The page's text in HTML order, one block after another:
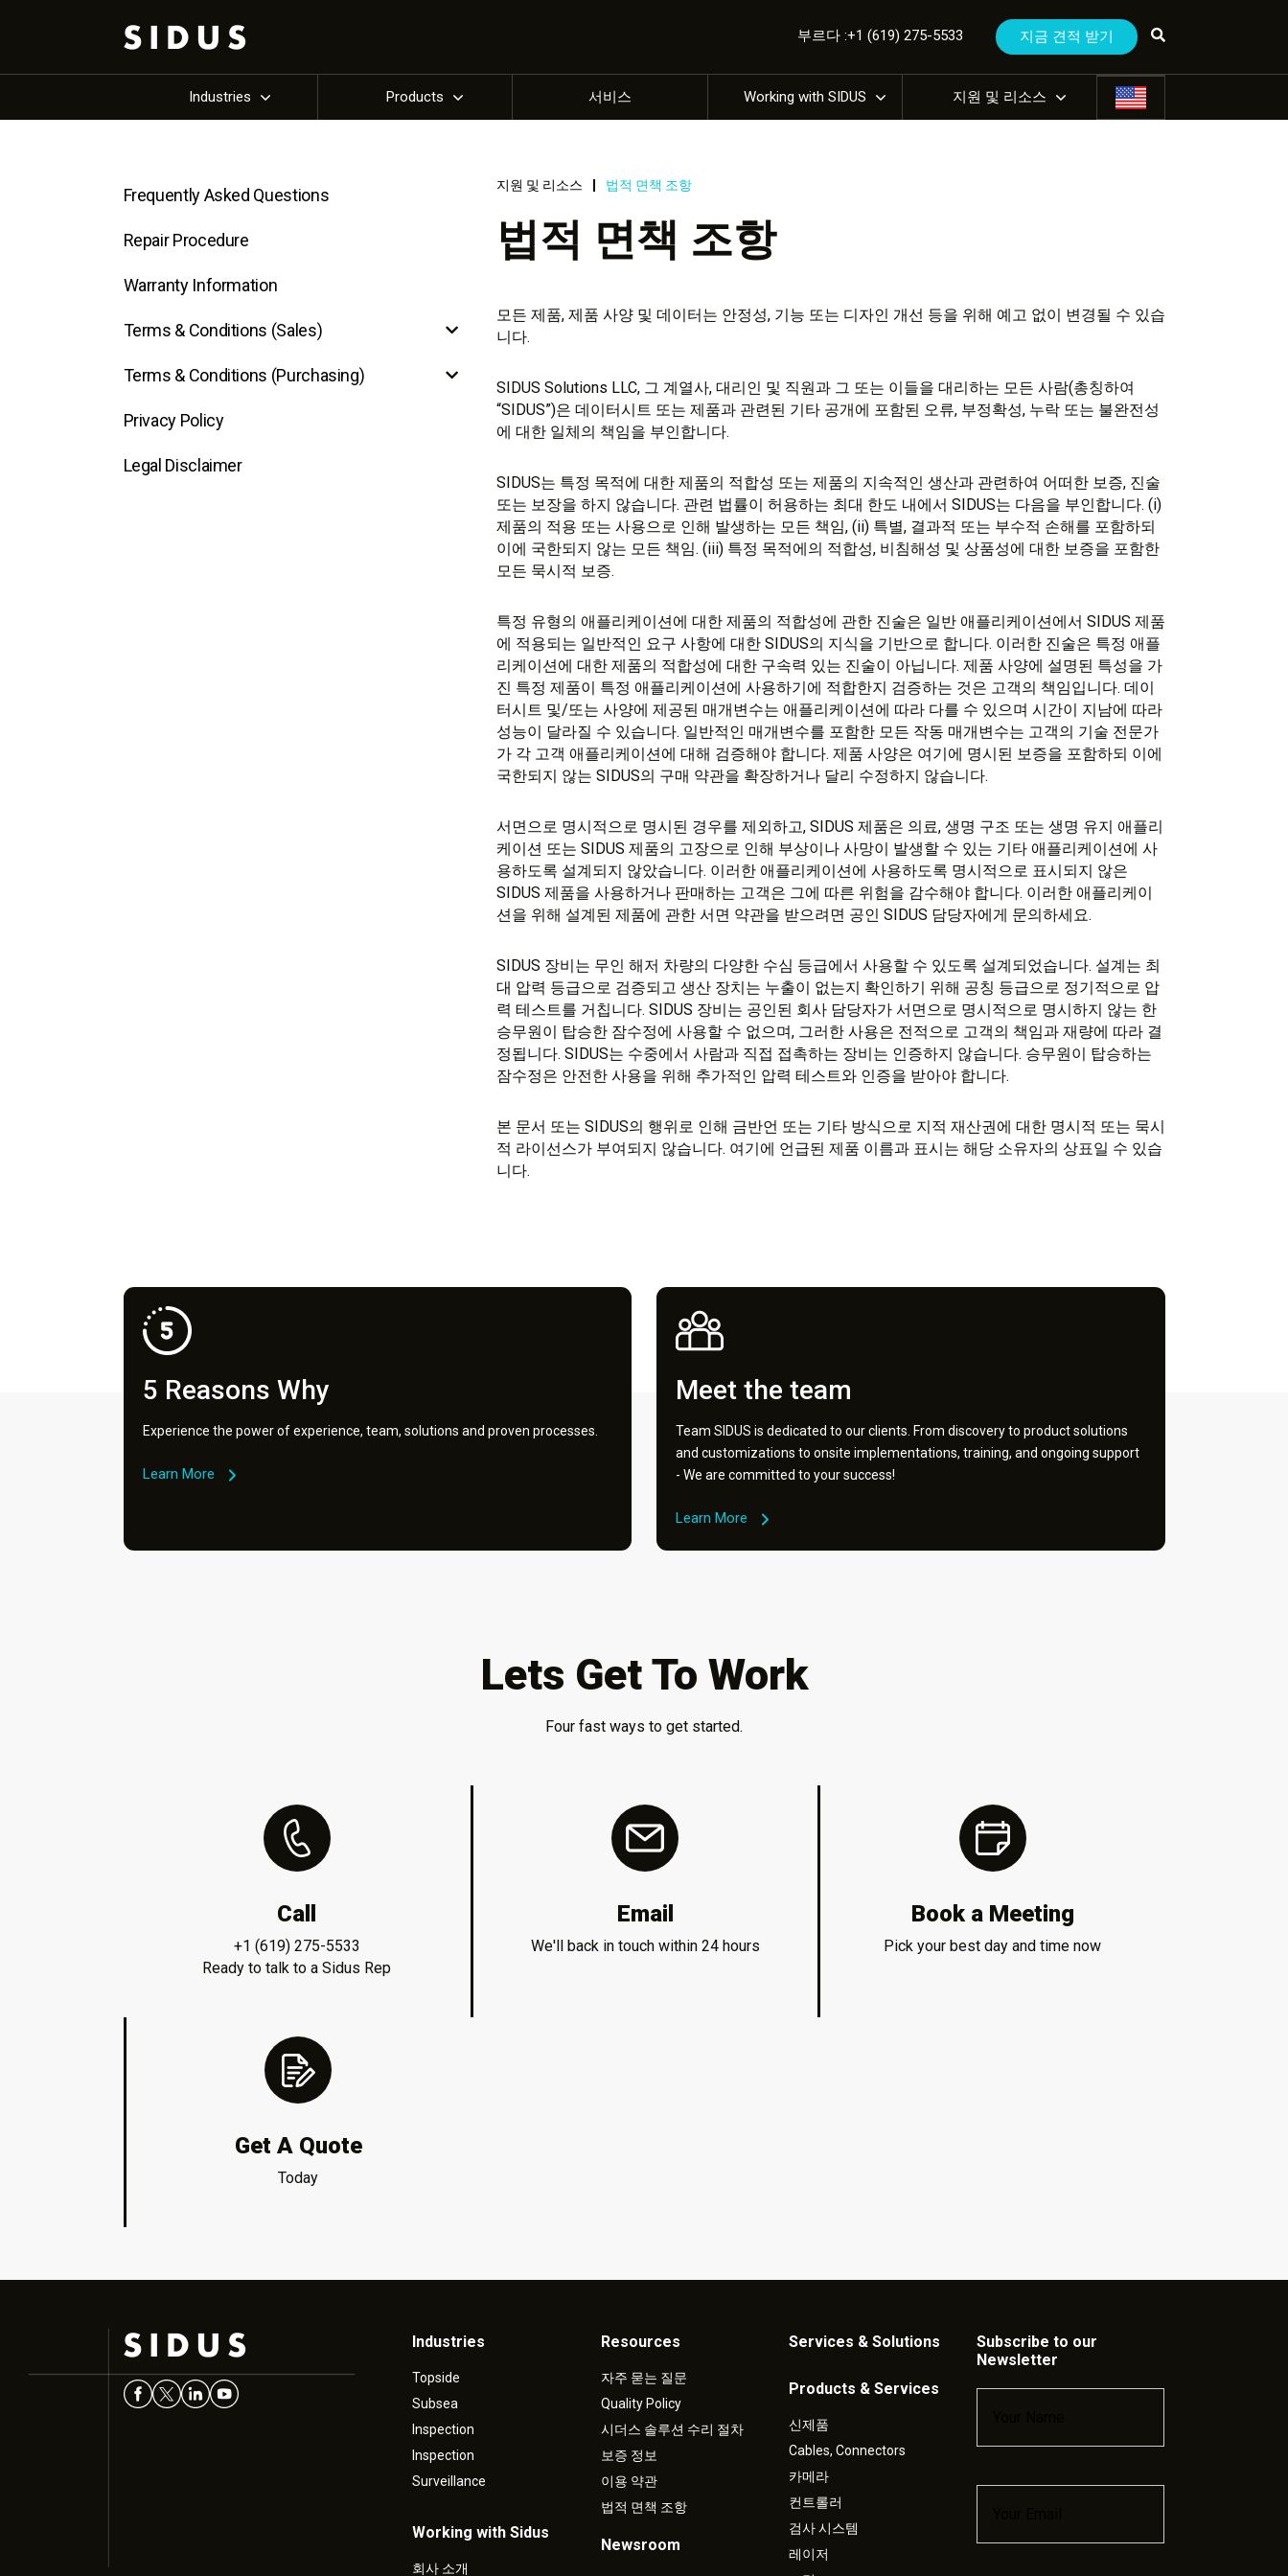
부르다 :+1 (619) 275-5533 지금 견적 받기
Industries Products 서비스 Working with SIDUS 지원 및 리소스
Frequently Asked Questions
Repair Procedure
Warranty Information
Terms & Conditions (Sales)
Terms & Conditions (Purchasing)
Privacy Policy
Legal Disclaimer
지원 및 리소스 법적 면책 조항
법적 면책 조항
모든 제품, 제품 사양 및 데이터는 안정성, 기능 또는 디자인 개선 등을 위해 예고 없이 변경될 수 있습
니다.
SIDUS Solutions LLC, 그 계열사, 대리인 및 직원과 그 또는 이들을 대리하는 모든 사람(총칭하여
“SIDUS”)은 데이터시트 또는 제품과 관련된 기타 공개에 포함된 오류, 부정확성, 누락 또는 불완전성
에 대한 일체의 책임을 부인합니다.
SIDUS는 특정 목적에 대한 제품의 적합성 또는 제품의 지속적인 생산과 관련하여 어떠한 보증, 진술
또는 보장을 하지 않습니다. 관련 법률이 허용하는 최대 한도 내에서 SIDUS는 다음을 부인합니다. (i)
제품의 적용 또는 사용으로 인해 발생하는 모든 책임, (ii) 특별, 결과적 또는 부수적 손해를 포함하되
이에 국한되지 않는 모든 책임. (iii) 특정 목적에의 적합성, 비침해성 및 상품성에 대한 보증을 포함한
모든 묵시적 보증.
특정 유형의 애플리케이션에 대한 제품의 적합성에 관한 진술은 일반 애플리케이션에서 SIDUS 제품
에 적용되는 일반적인 요구 사항에 대한 SIDUS의 지식을 기반으로 합니다. 이러한 진술은 특정 애플
리케이션에 대한 제품의 적합성에 대한 구속력 있는 진술이 아닙니다. 제품 사양에 설명된 특성을 가
진 특정 제품이 특정 애플리케이션에 사용하기에 적합한지 검증하는 것은 고객의 책임입니다. 데이
터시트 및/또는 사양에 제공된 매개변수는 애플리케이션에 따라 다를 수 있으며 시간이 지남에 따라
성능이 달라질 수 있습니다. 일반적인 매개변수를 포함한 모든 작동 매개변수는 고객의 기술 전문가
가 각 고객 애플리케이션에 대해 검증해야 합니다. 제품 사양은 여기에 명시된 보증을 포함하되 이에
국한되지 않는 SIDUS의 구매 약관을 확장하거나 달리 수정하지 않습니다.
서면으로 명시적으로 명시된 경우를 제외하고, SIDUS 제품은 의료, 생명 구조 또는 생명 유지 애플리
케이션 또는 SIDUS 제품의 고장으로 인해 부상이나 사망이 발생할 수 있는 기타 애플리케이션에 사
용하도록 설계되지 않았습니다. 이러한 애플리케이션에 사용하도록 명시적으로 표시되지 않은
SIDUS 제품을 사용하거나 판매하는 고객은 그에 따른 위험을 감수해야 합니다. 이러한 애플리케이
션을 위해 설계된 제품에 관한 서면 약관을 받으려면 공인 SIDUS 담당자에게 문의하세요.
SIDUS 장비는 무인 해저 차량의 다양한 수심 등급에서 사용할 수 있도록 설계되었습니다. 설계는 최
대 압력 등급으로 검증되고 생산 장치는 누출이 없는지 확인하기 위해 공칭 등급으로 정기적으로 압
력 테스트를 거칩니다. SIDUS 장비는 공인된 회사 담당자가 서면으로 명시적으로 명시하지 않는 한
승무원이 탑승한 잠수정에 사용할 수 없으며, 그러한 사용은 전적으로 고객의 책임과 재량에 따라 결
정됩니다. SIDUS는 수중에서 사람과 직접 접촉하는 장비는 인증하지 않습니다. 승무원이 탑승하는
잠수정은 안전한 사용을 위해 추가적인 압력 테스트와 인증을 받아야 합니다.
본 문서 또는 SIDUS의 행위로 인해 금반언 또는 기타 방식으로 지적 재산권에 대한 명시적 또는 묵시
적 라이선스가 부여되지 않습니다. 여기에 언급된 제품 이름과 표시는 해당 소유자의 상표일 수 있습
니다.
5 Reasons Why
Experience the power of experience, team, solutions and proven processes.
Learn More
Meet the team
Team SIDUS is dedicated to our clients. From discovery to product solutions
and customizations to onsite implementations, training, and ongoing support
- We are committed to your success!
Learn More
Lets Get To Work
Four fast ways to get started.
Call
+1 (619) 275-5533
Ready to talk to a Sidus Rep
Email
We'll back in touch within 24 hours
Book a Meeting
Pick your best day and time now
Get A Quote
Today
Industries
Topside
Subsea
Inspection
Inspection
Surveillance
Working with Sidus
회사 소개
Resources
자주 묻는 질문
Quality Policy
시더스 솔루션 수리 절차
보증 정보
이용 약관
법적 면책 조항
Newsroom
Services & Solutions
Products & Services
신제품
Cables, Connectors
카메라
컨트롤러
검사 시스템
레이저
Subscribe to our
Newsletter